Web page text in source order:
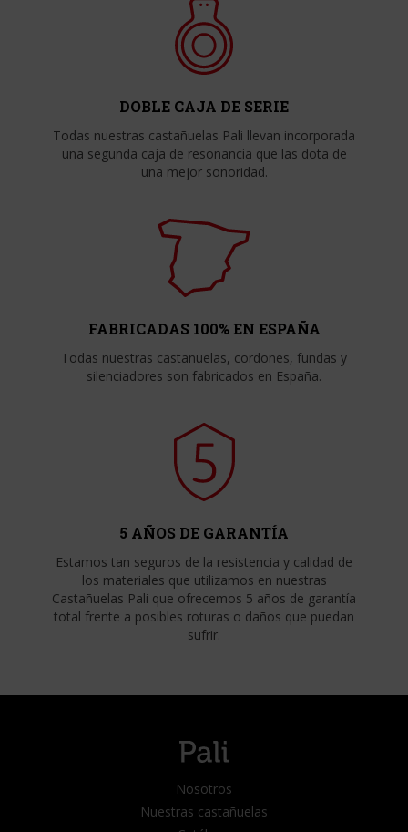
DOBLE CAJA DE SERIE
Todas nuestras castañuelas Pali llevan incorporada
una segunda caja de resonancia que las dota de
una mejor sonoridad.
FABRICADAS 100% EN ESPAÑA
Todas nuestras castañuelas, cordones, fundas y
silenciadores son fabricados en España.
5 AÑOS DE GARANTÍA
Estamos tan seguros de la resistencia y calidad de
los materiales que utilizamos en nuestras
Castañuelas Pali que ofrecemos 5 años de garantía
total frente a posibles roturas o daños que puedan
sufrir.
Nosotros
Nuestras castañuelas